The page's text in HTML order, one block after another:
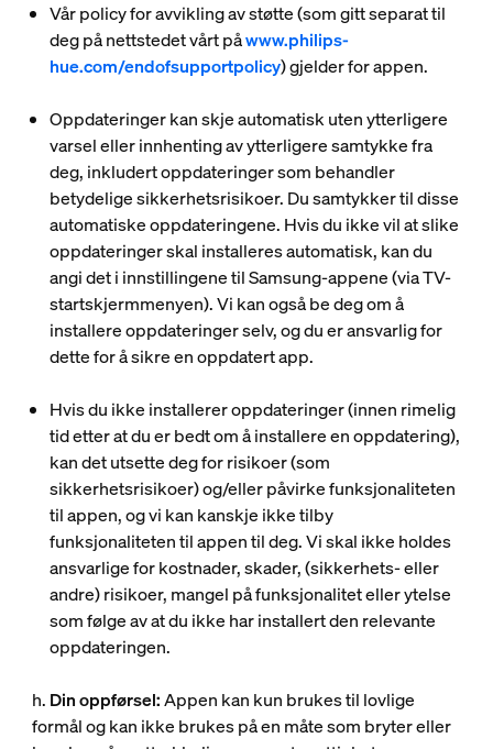
Vår policy for avvikling av støtte (som gitt separat til
deg på nettstedet vårt påwww.philips-
hue.com/endofsupportpolicy) gjelder for appen.
Oppdateringer kan skje automatisk uten ytterligere
varsel eller innhenting av ytterligere samtykke fra
deg, inkludert oppdateringer som behandler
betydelige sikkerhetsrisikoer. Du samtykker til disse
automatiske oppdateringene. Hvis du ikke vil at slike
oppdateringer skal installeres automatisk, kan du
angi det i innstillingene til Samsung-appene (via TV-
startskjermmenyen). Vi kan også be deg om å
installere oppdateringer selv, og du er ansvarlig for
dette for å sikre en oppdatert app.
Hvis du ikke installerer oppdateringer (innen rimelig
tid etter at du er bedt om å installere en oppdatering),
kan det utsette deg for risikoer (som
sikkerhetsrisikoer) og/eller påvirke funksjonaliteten
til appen, og vi kan kanskje ikke tilby
funksjonaliteten til appen til deg. Vi skal ikke holdes
ansvarlige for kostnader, skader, (sikkerhets- eller
andre) risikoer, mangel på funksjonalitet eller ytelse
som følge av at du ikke har installert den relevante
oppdateringen.
h. Din oppførsel:Appen kan kun brukes til lovlige
formål og kan ikke brukes på en måte som bryter eller